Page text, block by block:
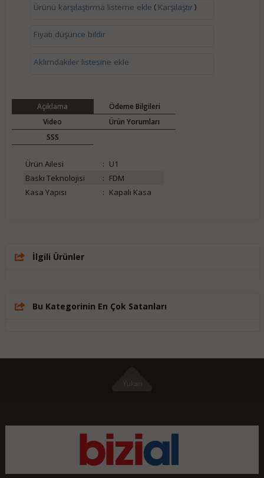
Ürünü karşılaştırma listeme ekle ( Karşılaştır)
Fiyatı düşünce bildir
Aklımdakiler listesine ekle
Açıklama
Ödeme Bilgileri
Video
Ürün Yorumları
SSS
Ürün Ailesi : U1
Baskı Teknolojisi
: FDM
Kasa Yapısı
: Kapalı Kasa
İlgili Ürünler
Bu Kategorinin En Çok Satanları